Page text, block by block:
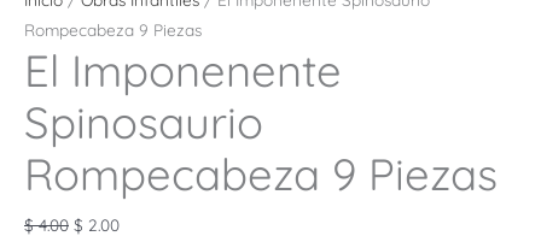
Rompecabeza 9 Piezas
El Imponenente
Spinosaurio
Rompecabeza 9 Piezas
$4.00 $ 2.00